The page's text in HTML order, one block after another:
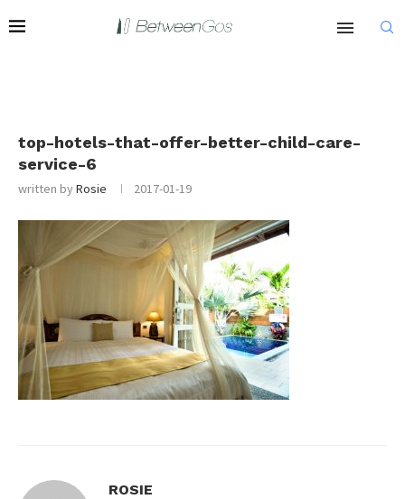
top-hotels-that-offer-better-child-care-
service-6
written byRosie 2017-01-19
ROSIE